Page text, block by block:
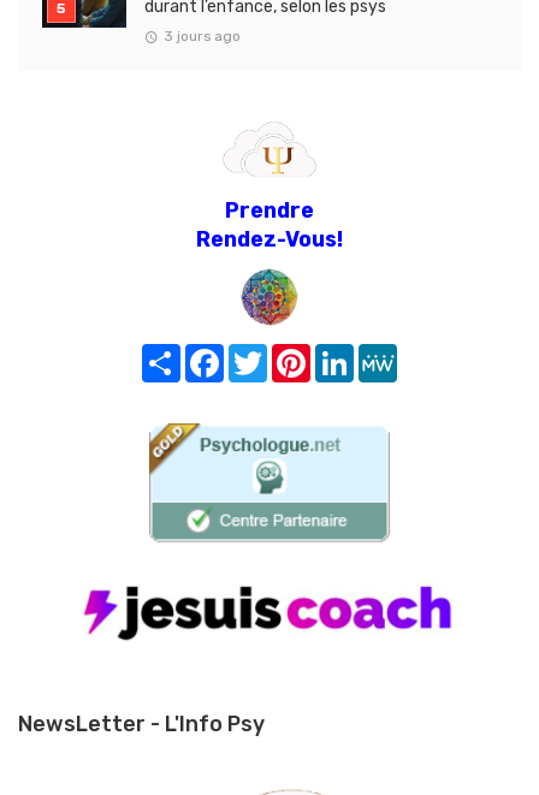
durant l’enfance, selon les psys
3 jours ago
Prendre
Rendez-Vous!
Share FacebookTwitterPinterest
LinkedIn
NewsLetter - L'Info Psy